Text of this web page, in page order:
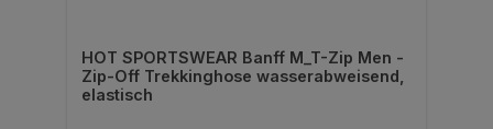
HOT SPORTSWEAR Banff M_T-Zip Men -
Zip-Off Trekkinghose wasserabweisend,
elastisch